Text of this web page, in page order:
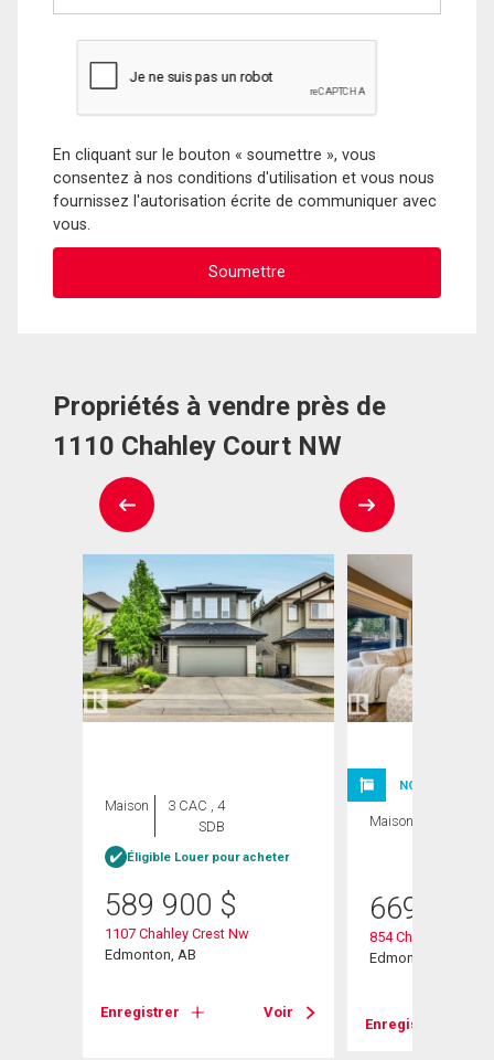
En cliquant sur le bouton « soumettre », vous
consentez à nos conditions d'utilisation et vous nous
fournissez l'autorisation écrite de communiquer avec
vous.
Propriétés à vendre près de
1110 Chahley Court NW
Maison
3 CAC , 4
SDB
Éligible Louer pour acheter
589 900 $
1107 Chahley Crest Nw
Edmonton, AB
Enregistrer Voir
NOUVELLE
Maison
669 800
854 Chahley Way
Edmonton, AB
Enregistrer